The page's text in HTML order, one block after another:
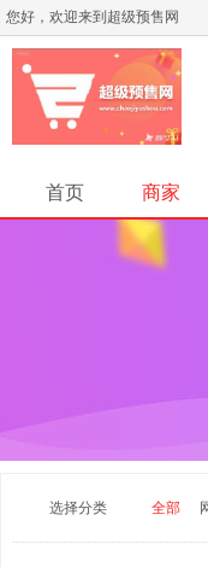
您好，欢迎来到超级预售网
首页 商家
选择分类 全部